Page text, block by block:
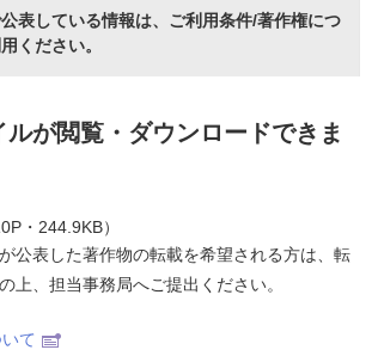
表している情報は、 ご利用条件/著作権につ
ください。
ルが閲覧・ダウンロードできま
・244.9KB）
公表した著作物の転載を希望される方は、転
上、担当事務局へご提出ください。
て